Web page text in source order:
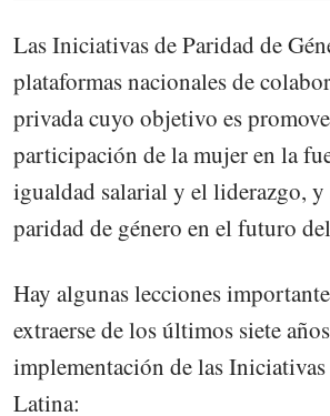
Las Iniciativas de Paridad de
plataformas nacionales de
privada cuyo objetivo es
participación de la mujer en la
igualdad salarial y el liderazgo, y
paridad de género en el futuro
Hay algunas lecciones
extraerse de los últimos siete
implementación de las
Latina: